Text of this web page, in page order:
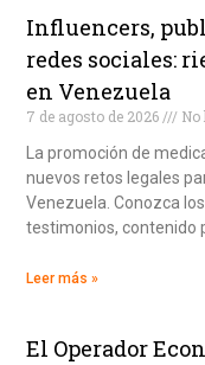
Influencers,
redes sociales:
en Venezuela
7 de agosto de 2026
No
La promoción de
nuevos retos legales
Venezuela. Conozca
testimonios, contenido
Leer más »
El Operador